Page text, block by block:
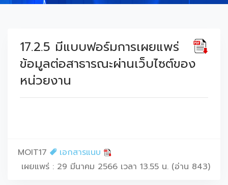
17.2.5 มีแบบฟอร์มการเผยแพร่
ข้อมูลต่อสาธารณะผ่านเว็บไซต์ของ
หน่วยงาน
MOIT17
เอกสารแนบ
เผยแพร่ : 29 มีนาคม 2566 เวลา 13.55 น. (อ่าน 843)